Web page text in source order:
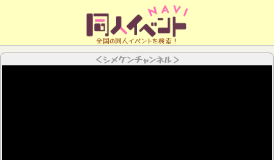
全国の同人イベントを検索！
＜シメケンチャンネル＞